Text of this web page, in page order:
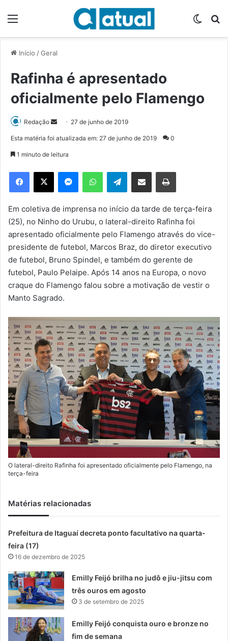
Início /Geral
Rafinha é apresentado
oficialmente pelo Flamengo
Redação
d
e
m
e
-
m
27 de junho de 2019
Esta matéria foi atualizada em: 27 de junho de 2019 0
1 minuto de leitura
Telegram
Em coletiva de imprensa no início da tarde de terça-feira
(25), no Ninho do Urubu, o lateral-direito Rafinha foi
apresentado oficialmente pelo Flamengo através do vice-
presidente de futebol, Marcos Braz, do diretor executivo
de futebol, Bruno Spindel, e também do gerente de
futebol, Paulo Pelaipe. Após 14 anos na Europa, o novo
craque do Flamengo falou sobre a motivação de vestir o
Manto Sagrado.
O lateral-direito Rafinha foi apresentado oficialmente pelo Flamengo, na
terça-feira
Matérias relacionadas
Prefeitura de Itaguaí decreta ponto facultativo na quarta-
feira (17)
16 de dezembro de 2025
Emilly Feijó brilha no judô e jiu-jitsu com
três ouros em agosto
3 de setembro de 2025
Emilly Feijó conquista ouro e bronze no
fim de semana